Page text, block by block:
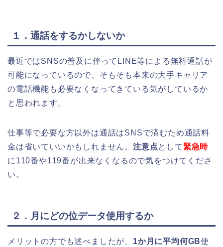
１．通話をするかしないか
最近ではSNSの普及に伴ってLINE等による無料通話が
可能になっているので、そもそも本来の大手キャリア
の電話機能も必要なくなってきている気がしているか
と思われます。
仕事等で必要な方以外は通話はSNSで済むため通話料
金は省いていいかもしれません。 注意点として 緊急時
に110番や119番が出来なくなるので気をつけてくださ
い。
２．月にどの位データ使用するか
メリットの方でも述べましたが、 1か月に平均何GB使